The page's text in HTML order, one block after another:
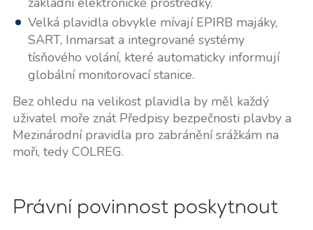
Velká plavidla obvykle mívají EPIRB majáky,
SART, Inmarsat a integrované systémy
tísňového volání, které automaticky informují
globální monitorovací stanice.
Bez ohledu na velikost plavidla by měl každý
uživatel moře znát Předpisy bezpečnosti plavby a
Mezinárodní pravidla pro zabránění srážkám na
moři, tedy COLREG.
Právní povinnost poskytnout